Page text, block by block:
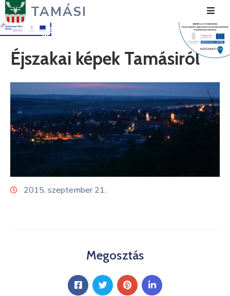
TAMÁSI
Hírek
Városunk
Önkormányzat
Polgármesteri
Hivatal
Fejlesztések
Éjszakai képek Tamásiról
2015. szeptember 21.
Megosztás